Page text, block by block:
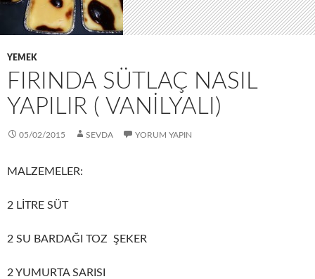
YEMEK
FIRINDA SÜTLAÇ NASIL
YAPILIR ( VANİLYALI)
05/02/2015 SEVDA YORUM YAPIN
MALZEMELER:
2 LİTRE SÜT
2 SU BARDAĞI TOZ ŞEKER
2 YUMURTA SARISI